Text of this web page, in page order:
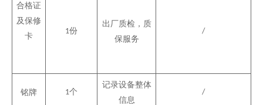
合格证
及保修
卡
1份
出厂质检，质
保服务
/
铭牌 1个
记录设备整体
信息
/